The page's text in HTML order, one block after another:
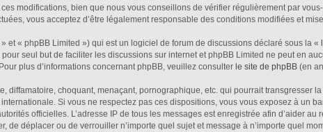
modifications, bien que nous vous conseillons de vérifier régulièrement par
vous acceptez d’être légalement responsable des conditions modifiées et
« phpBB Limited ») qui est un logiciel de forum de discussions déclaré sous la «
seul but de faciliter les discussions sur internet et phpBB Limited ne peut en
plus d’informations concernant phpBB, veuillez consulter le site de phpBB (en
diffamatoire, choquant, menaçant, pornographique, etc. qui pourrait transgresser
Si vous ne respectez pas ces dispositions, vous vous exposez à un
officielles. L’adresse IP de tous les messages est enregistrée afin d’aider au
de déplacer ou de verrouiller n’importe quel sujet et message à n’importe quel